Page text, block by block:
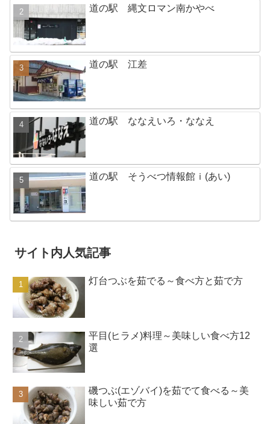
道の駅 縄文ロマン南かやべ
道の駅 江差
道の駅 ななえいろ・ななえ
道の駅 そうべつ情報館ｉ(あい)
サイト内人気記事
灯台つぶを茹でる～食べ方と茹で方
平目(ヒラメ)料理～美味しい食べ方12
選
磯つぶ(エゾバイ)を茹でて食べる～美
味しい茹で方